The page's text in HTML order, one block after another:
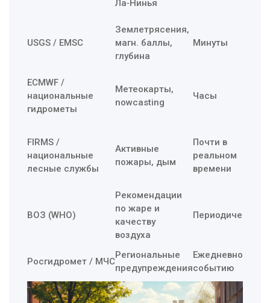
Ла‑Нинья
USGS / EMSC
Землетрясения,
магн. баллы,
глубина
Минуты
ECMWF /
национальные
гидрометы
Метеокарты,
nowcasting
Часы
FIRMS /
национальные
лесные службы
Активные
пожары, дым
Почти в
реальном
времени
ВОЗ (WHO)
Рекомендации
по жаре и
качеству
воздуха
Периодически
Росгидромет / МЧС
Региональные
предупреждения
Ежедневно/по
событию